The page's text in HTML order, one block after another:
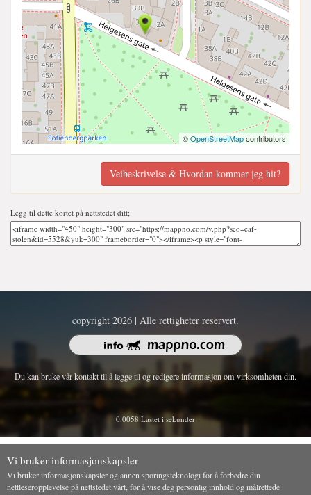
©OpenStreetMapcontributors
Veibeskrivelse & Hvordan kommer jeg hit?
Legg til dette kortet på nettstedet ditt;
copyright 2026 | Alle rettigheter reservert.
Du kan bruke vår kontakt til å legge til og redigere informasjon om virksomheten din.
0.0058 Lastet i sekunder
Vi bruker informasjonskapsler
Vi bruker informasjonskapsler og annen sporingsteknologi for å forbedre din
nettleseropplevelse på nettstedet vårt, for å vise deg personlig innhold og målrettede